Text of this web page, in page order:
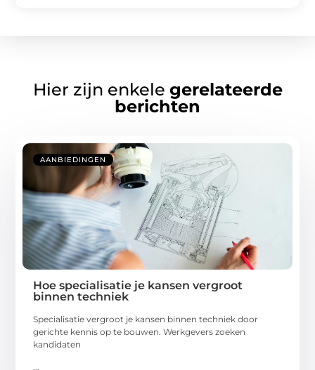
Hier zijn enkele gerelateerde
berichten
AANBIEDINGEN
Hoe specialisatie je kansen vergroot
binnen techniek
Specialisatie vergroot je kansen binnen techniek door
gerichte kennis op te bouwen. Werkgevers zoeken
kandidaten
...